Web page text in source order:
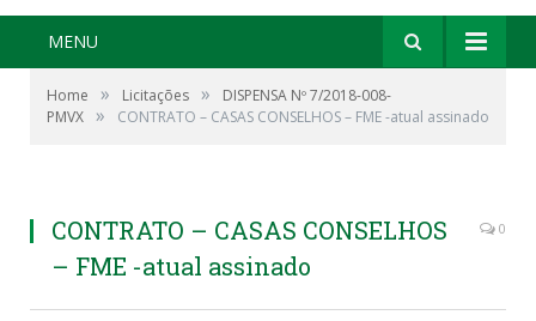
MENU
Home » Licitações »
DISPENSA Nº 7/2018-008-
PMVX » CONTRATO – CASAS CONSELHOS – FME -atual assinado
CONTRATO – CASAS CONSELHOS
– FME -atual assinado
0